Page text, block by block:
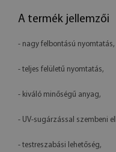
A termék jellemzői
- nagy felbontású nyomtatás,
- teljes felületű nyomtatás,
- kiváló minőségű anyag,
- UV-sugárzással szembeni
- testreszabási lehetőség,